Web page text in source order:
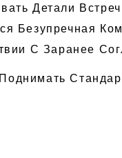
Детали
Безупречная
С Заранее